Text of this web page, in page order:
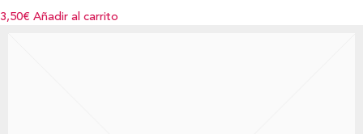
3,50€ Añadir al carrito